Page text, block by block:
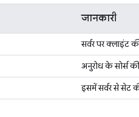
जानकारी
सर्वर पर क्लाइंट
अनुरोध के सोर्स
इसमें सर्वर से सेट